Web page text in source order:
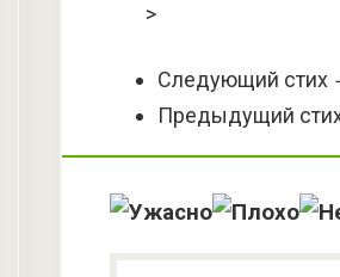
>
Следующий стих
Предыдущий